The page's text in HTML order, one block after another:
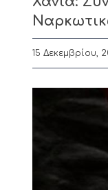
15 Δεκεμβρίου,